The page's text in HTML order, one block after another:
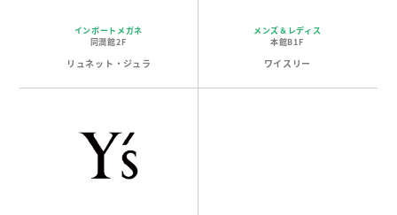
インポートメガネ
同潤館2F
リュネット・ジュラ
メンズ＆レディス
本館B1F
ワイスリー